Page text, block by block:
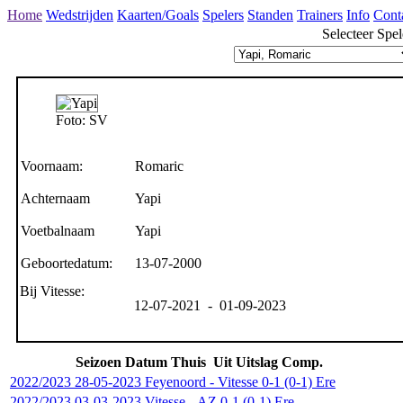
Home Wedstrijden Kaarten/Goals Spelers Standen Trainers Info
Selecteer
Foto: SV
Voornaam: Romaric
Achternaam Yapi
Voetbalnaam Yapi
Geboortedatum:
13-07-2000
Bij Vitesse:
12-07-2021 - 01-09-2023
Seizoen Datum Thuis Uit Uitslag Comp.
2022/2023 28-05-2023 Feyenoord - Vitesse 0-1 (0-1) Ere